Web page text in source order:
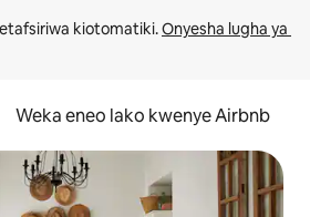
kiotomatiki. Onyesha lugha ya
Weka eneo lako kwenye Airbnb